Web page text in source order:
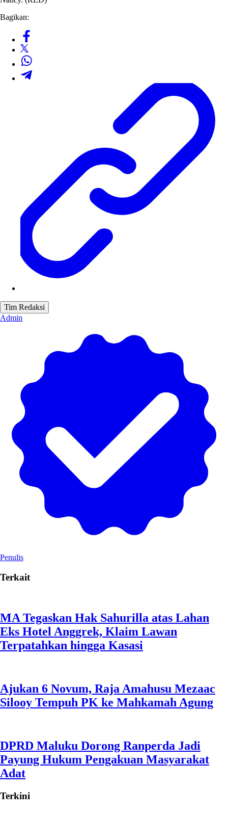
Bagikan:
Tim Redaksi
Admin
Penulis
Terkait
MA Tegaskan Hak Sahurilla atas Lahan
Eks Hotel Anggrek, Klaim Lawan
Terpatahkan hingga Kasasi
Ajukan 6 Novum, Raja Amahusu Mezaac
Silooy Tempuh PK ke Mahkamah Agung
DPRD Maluku Dorong Ranperda Jadi
Payung Hukum Pengakuan Masyarakat
Adat
Terkini